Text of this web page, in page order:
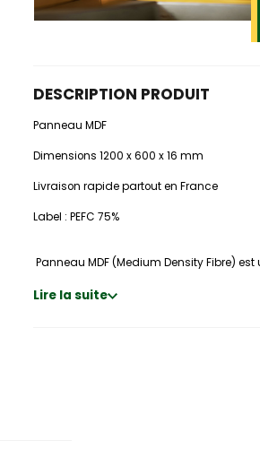
DESCRIPTION PRODUIT
Panneau MDF
Dimensions 1200 x 600 x 16 mm
Livraison rapide partout en France
Label : PEFC 75%
Panneau MDF (Medium Density Fibre)
Lire la suite